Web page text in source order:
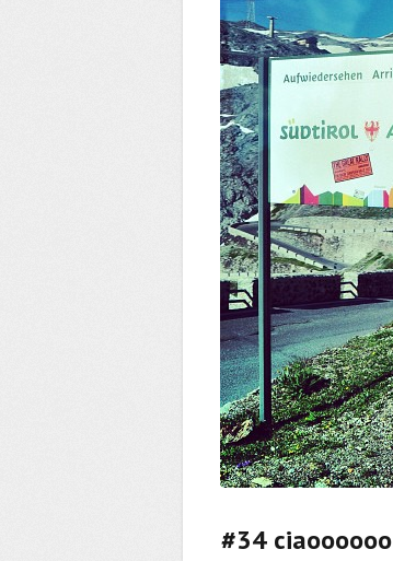
#34 ciaoooooo